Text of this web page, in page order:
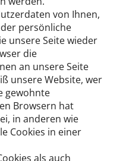
von Ihnen,
persönliche
unsere Seite wieder
die
an unsere Seite
unsere Website, wer
gewohnte
Browsern hat
in anderen wie
Cookies in einer
als auch